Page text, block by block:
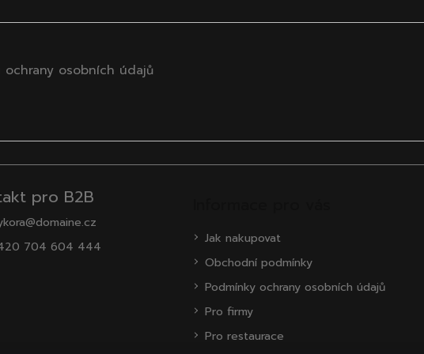
ochrany osobních údajů
pro B2B
704 604 444
Jak nakupovat
Obchodní podmínky
Podmínky ochrany osobních údajů
Pro firmy
Pro restaurace